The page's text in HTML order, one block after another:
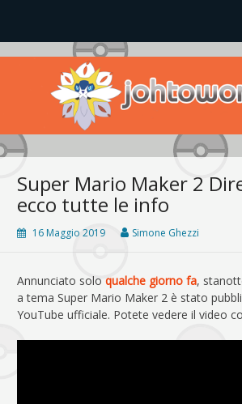
Johto World
Le novità più frizzanti dall'universo
Super Mario Maker 2
ecco tutte le info
16 Maggio 2019 Simone Ghezzi
Annunciato solo qualche giorno fa,
a tema Super Mario Maker 2 è stato
YouTube ufficiale. Potete vedere il video